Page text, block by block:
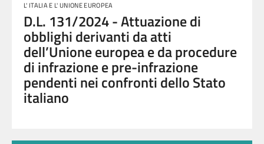
L' ITALIA E L' UNIONE EUROPEA
D.L. 131/2024 - Attuazione di
obblighi derivanti da atti
dell’Unione europea e da procedure
di infrazione e pre-infrazione
pendenti nei confronti dello Stato
italiano